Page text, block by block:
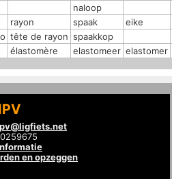
naloop
rayon spaak eike
tête de rayon spaakkop
élastomère elastomeer elastomer
en opzeggen